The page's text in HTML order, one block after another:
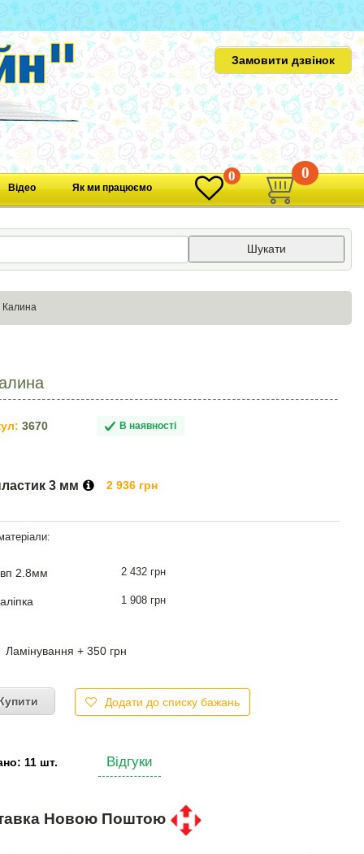
Замовити дзвінок
Відео Як ми працюємо
0 0
Шукати
Калина
3670 В наявності
3 мм 2 936 грн
2.8мм 2 432 грн
1 908 грн
Ламінування + 350 грн
Додати до списку бажань
11 шт. Відгуки
Новою Поштою